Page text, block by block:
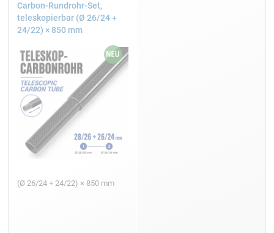
Carbon-Rundrohr-Set,
teleskopierbar (Ø 26/24 +
24/22) × 850 mm
(Ø 26/24 + 24/22) × 850 mm